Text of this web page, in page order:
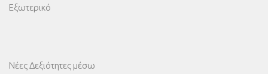
Εξωτερικό
Νέες Δεξιότητες μέσω